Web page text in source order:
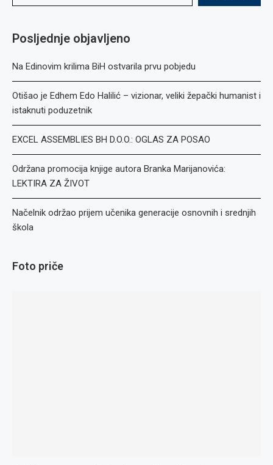
Posljednje objavljeno
Na Edinovim krilima BiH ostvarila prvu pobjedu
Otišao je Edhem Edo Halilić – vizionar, veliki žepački humanist i
istaknuti poduzetnik
EXCEL ASSEMBLIES BH D.O.O.: OGLAS ZA POSAO
Održana promocija knjige autora Branka Marijanovića:
LEKTIRA ZA ŽIVOT
Načelnik održao prijem učenika generacije osnovnih i srednjih
škola
Foto priče